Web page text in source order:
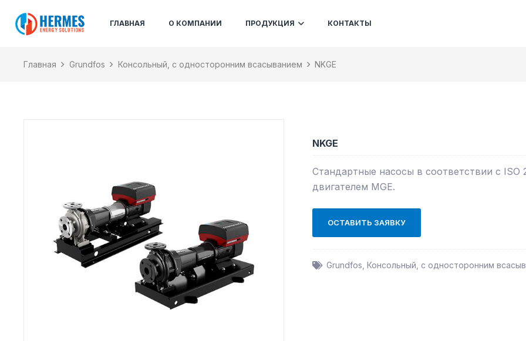
ГЛАВНАЯ О КОМПАНИИ ПРОДУКЦИЯ КОНТАКТЫ
Главная Grundfos Консольный, с односторонним всасыванием NKGE
NKGE
Стандартные насосы в соответствии с ISO
двигателем MGE.
ОСТАВИТЬ ЗАЯВКУ
Grundfos Консольный, с односторонним